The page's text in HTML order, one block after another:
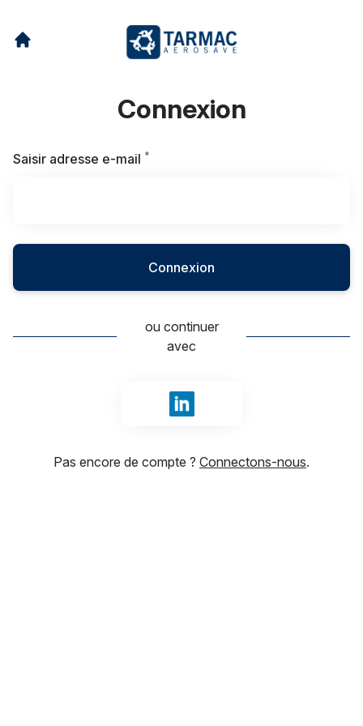
Connexion
Saisir adresse e-mail *
Connexion
ou continuer
avec
Se connecter avec LinkedIn
Pas encore de compte ? Connectons-nous.